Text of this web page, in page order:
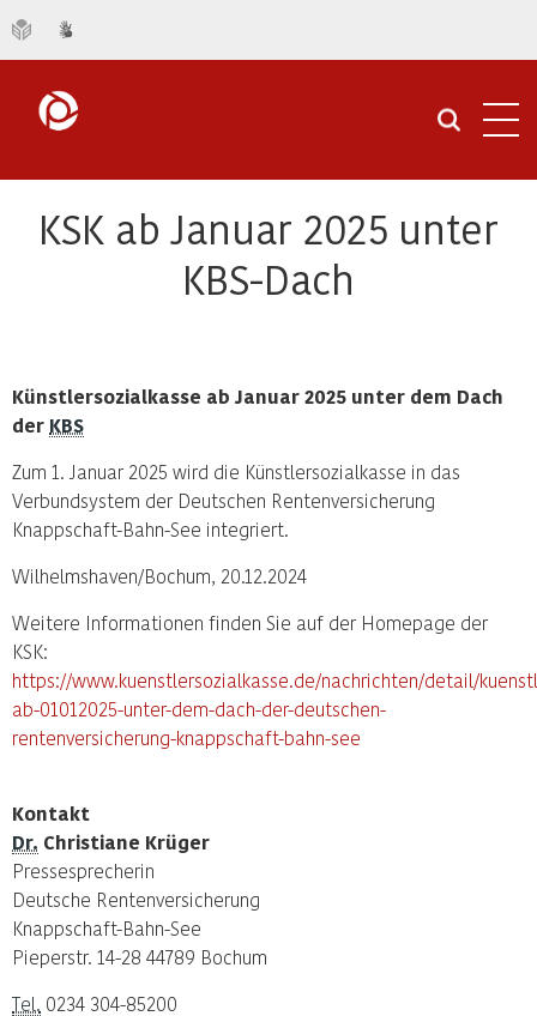
KSK ab Januar 2025 unter
KBS-Dach
Künstlersozialkasse ab Januar 2025 unter dem Dach
der KBS
Zum 1. Januar 2025 wird die Künstlersozialkasse in das
Verbundsystem der Deutschen Rentenversicherung
Knappschaft-Bahn-See integriert.
Wilhelmshaven/Bochum, 20.12.2024
Weitere Informationen finden Sie auf der Homepage der
KSK:
https://www.kuenstlersozialkasse.de/nachrichten/detail/
ab-01012025-unter-dem-dach-der-deutschen-
rentenversicherung-knappschaft-bahn-see
Kontakt
Dr. Christiane Krüger
Pressesprecherin
Deutsche Rentenversicherung
Knappschaft-Bahn-See
Pieperstr. 14-28 44789 Bochum
Tel. 0234 304-85200